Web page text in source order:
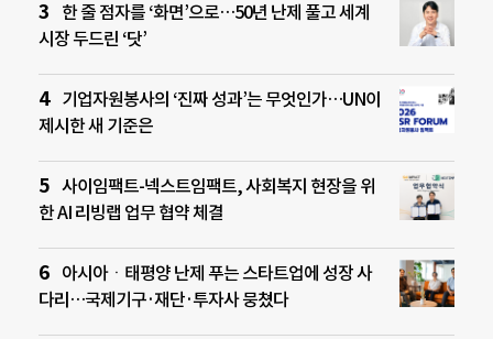
한 줄 점자를 ‘화면’으로…50년 난제 풀고 세계
시장 두드린 ‘닷’
기업자원봉사의 ‘진짜 성과’는 무엇인가…UN이
제시한 새 기준은
사이임팩트-넥스트임팩트, 사회복지 현장을 위
한 AI 리빙랩 업무 협약 체결
아시아ㆍ태평양 난제 푸는 스타트업에 성장 사
다리…국제기구·재단·투자사 뭉쳤다